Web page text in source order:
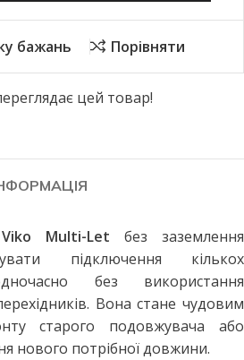
бажань Порівняти
цей товар!
Multi-Let без заземлення
підключення кількох
без використання
Вона стане чудовим
старого подовжувача або
нового потрібної довжини.